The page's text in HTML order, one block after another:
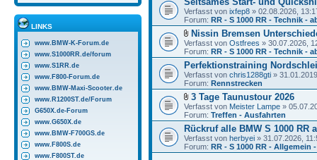
LINKS
www.BMW-K-Forum.de
www.S1000RR.de/forum
www.S1RR.de
www.F800-Forum.de
www.BMW-Maxi-Scooter.de
www.R1200ST.de/Forum
G650X.de-Forum
www.G650X.de
www.BMW-F700GS.de
www.F800S.de
www.F800ST.de
Verfasst von ixfep8 » 02.08.2026,
Forum: RR - S 1000 RR - Technik -
Nissin Bremsen
Verfasst von Ostfrees » 30.07.2026,
Forum: RR - S 1000 RR - Technik -
Perfektionstraining
Verfasst von chris1288gti »
Forum: Rennstrecken
3 Tage Taunustour 2026
Verfasst von Meister Lampe »
Forum: Treffen - Ausfahrten
Rückruf alle BMW S 1000 RR
Verfasst von herbyei » 31.07.2026,
Forum: RR - S 1000 RR - Allgemein